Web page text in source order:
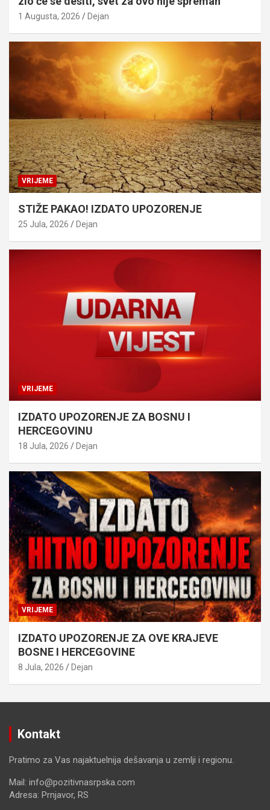
1 Augusta, 2026 Dejan
VRIJEME
STIŽE PAKAO! IZDATO UPOZORENJE
25 Jula, 2026 Dejan
VRIJEME
IZDATO UPOZORENJE ZA BOSNU I
HERCEGOVINU
18 Jula, 2026 Dejan
VRIJEME
IZDATO UPOZORENJE ZA OVE KRAJEVE
BOSNE I HERCEGOVINE
8 Jula, 2026 Dejan
Kontakt
Pratimo za Vas najaktuelnija dešavanja u zemlji i regionu.
Mail: info@pozitivnasrpska.com
Adresa: Prnjavor, RS